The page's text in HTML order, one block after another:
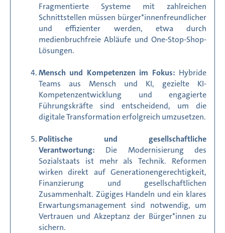
Fragmentierte Systeme mit zahlreichen
Schnittstellen müssen bürger*innenfreundlicher
und effizienter werden, etwa durch
medienbruchfreie Abläufe und One-Stop-Shop-
Lösungen.
Mensch und Kompetenzen im Fokus: Hybride
Teams aus Mensch und KI, gezielte KI-
Kompetenzentwicklung und engagierte
Führungskräfte sind entscheidend, um die
digitale Transformation erfolgreich umzusetzen.
Politische und gesellschaftliche
Verantwortung: Die Modernisierung des
Sozialstaats ist mehr als Technik. Reformen
wirken direkt auf Generationengerechtigkeit,
Finanzierung und gesellschaftlichen
Zusammenhalt. Zügiges Handeln und ein klares
Erwartungsmanagement sind notwendig, um
Vertrauen und Akzeptanz der Bürger*innen zu
sichern.